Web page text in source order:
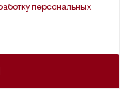
персональных